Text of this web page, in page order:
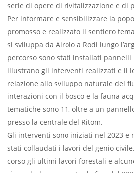
serie di opere di rivitalizzazione e di
Per informare e sensibilizzare la
promosso e realizzato il sentiero
si sviluppa da Airolo a Rodi lungo
percorso sono stati installati pannelli
illustrano gli interventi realizzati e il
relazione allo sviluppo naturale del
interazioni con il bosco e la fauna
tematiche sono 11, oltre a un
presso la centrale del Ritom.
Gli interventi sono iniziati nel 2023 e
stati collaudati i lavori del genio
corso gli ultimi lavori forestali e